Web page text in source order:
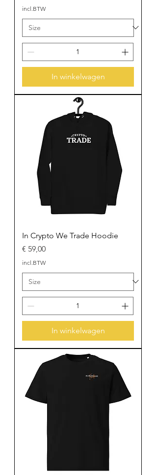
incl.BTW
In winkelwagen
In Crypto We Trade Hoodie
Prijs
€ 59,00
incl.BTW
In winkelwagen